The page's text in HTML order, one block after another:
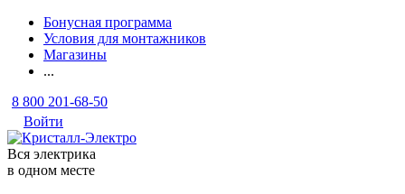
Бонусная программа
Условия для монтажников
Магазины
...
8 800 201-68-50
Войти
Вся электрика
в одном месте